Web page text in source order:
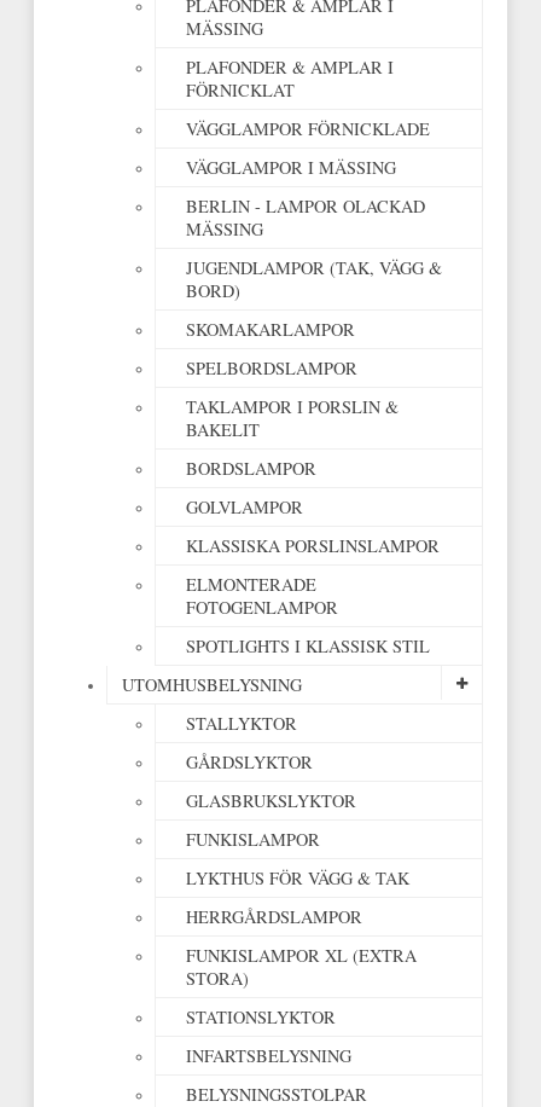
PLAFONDER & AMPLAR I
MÄSSING
PLAFONDER & AMPLAR I
FÖRNICKLAT
VÄGGLAMPOR FÖRNICKLADE
VÄGGLAMPOR I MÄSSING
BERLIN - LAMPOR OLACKAD
MÄSSING
JUGENDLAMPOR (TAK, VÄGG &
BORD)
SKOMAKARLAMPOR
SPELBORDSLAMPOR
TAKLAMPOR I PORSLIN &
BAKELIT
BORDSLAMPOR
GOLVLAMPOR
KLASSISKA PORSLINSLAMPOR
ELMONTERADE
FOTOGENLAMPOR
SPOTLIGHTS I KLASSISK STIL
UTOMHUSBELYSNING
STALLYKTOR
GÅRDSLYKTOR
GLASBRUKSLYKTOR
FUNKISLAMPOR
LYKTHUS FÖR VÄGG & TAK
HERRGÅRDSLAMPOR
FUNKISLAMPOR XL (EXTRA
STORA)
STATIONSLYKTOR
INFARTSBELYSNING
BELYSNINGSSTOLPAR